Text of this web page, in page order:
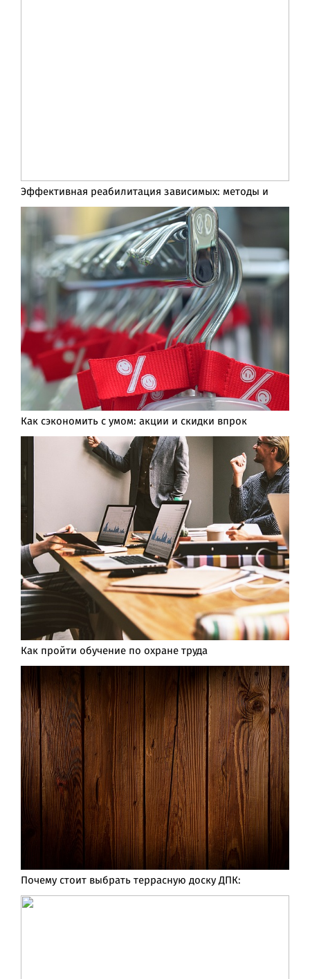
Эффективная реабилитация зависимых: методы и
Как сэкономить с умом: акции и скидки впрок
Как пройти обучение по охране труда
Почему стоит выбрать террасную доску ДПК: